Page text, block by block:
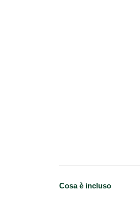
Cosa è incluso